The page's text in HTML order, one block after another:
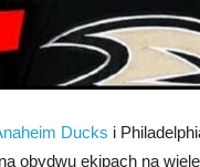
Ducks i
obydwu ekipach na